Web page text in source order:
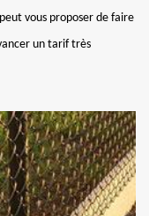
vous proposer de faire
un tarif très